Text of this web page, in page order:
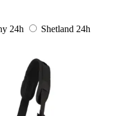
24h Shetland 24h